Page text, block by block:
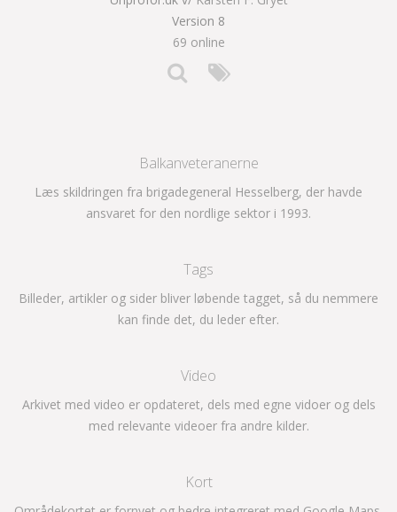
Version 8
69 online
Balkanveteranerne
Læs skildringen fra brigadegeneral Hesselberg, der havde
ansvaret for den nordlige sektor i 1993.
Tags
Billeder, artikler og sider bliver løbende tagget, så du nemmere
kan finde det, du leder efter.
Video
Arkivet med video er opdateret, dels med egne vidoer og dels
med relevante videoer fra andre kilder.
Kort